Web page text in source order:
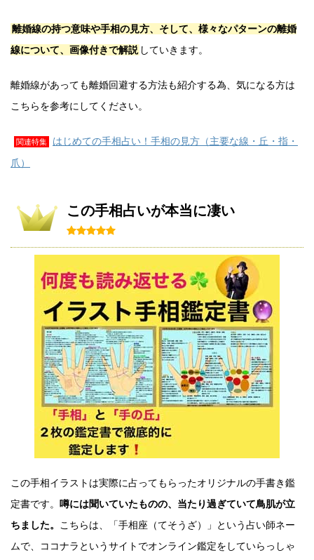
離婚線の持つ意味や手相の見方、そして、様々なパターンの離婚
線について、画像付きで解説 していきます。
離婚線があっても離婚回避する方法も紹介する為、気になる方は
こちらを参考にしてください。
関連特集
はじめての手相占い！手相の見方（主要な線・丘・指・
爪）
この手相占いが本当に凄い
この手相イラストは実際に占ってもらったオリジナルの手書き鑑
定書です。
噂には聞いていたものの、当たり過ぎていて鳥肌が立
ちました。
こちらは、「手相座（てそうざ）」という占い師ネー
ムで、ココナラというサイトでオンライン鑑定をしていらっしゃ